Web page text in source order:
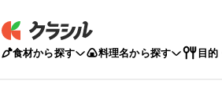
食材から探す 料理名から探す 目的